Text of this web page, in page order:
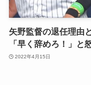
矢野監督の退任理由
「早く辞めろ！」と
2022年4月15日